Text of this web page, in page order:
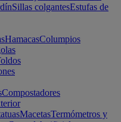
Sillas colgantesEstufas de
HamacasColumpios
Compostadores
MacetasTermómetros y